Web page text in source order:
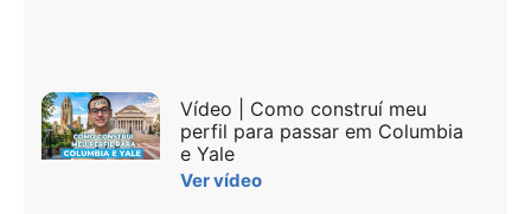
Vídeo | Como construí meu
perfil para passar em Columbia
e Yale
Ver vídeo